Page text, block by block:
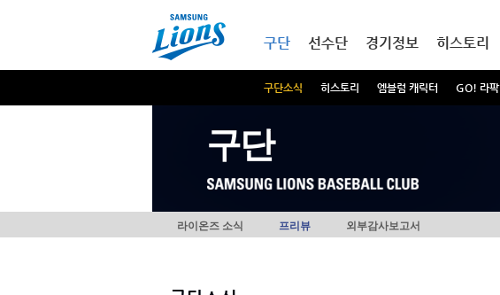
구단
구단소식 히스토리 엠블럼 캐릭터 GO! 라팍
선수단 경기정보 히스토리
구단
라이온즈 소식 프리뷰 외부감사보고서